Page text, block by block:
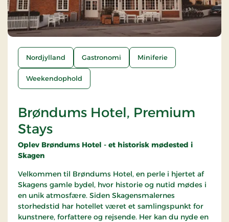
Nordjylland Gastronomi Miniferie
Weekendophold
Brøndums Hotel, Premium
Stays
Oplev Brøndums Hotel - et historisk mødested i
Skagen
Velkommen til Brøndums Hotel, en perle i hjertet af
Skagens gamle bydel, hvor historie og nutid mødes i
en unik atmosfære. Siden Skagensmalernes
storhedstid har hotellet været et samlingspunkt for
kunstnere, forfattere og rejsende. Her kan du nyde en